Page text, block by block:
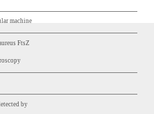
machine
FtsZ
by